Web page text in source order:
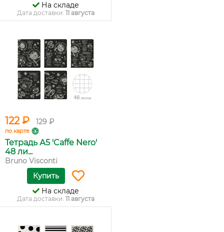
На складе
Дата доставки: 11 августа
122 ₽ 129 ₽
по карте
Тетрадь А5 'Caffe Nero'
48 ли...
Bruno Visconti
Купить
На складе
Дата доставки: 11 августа